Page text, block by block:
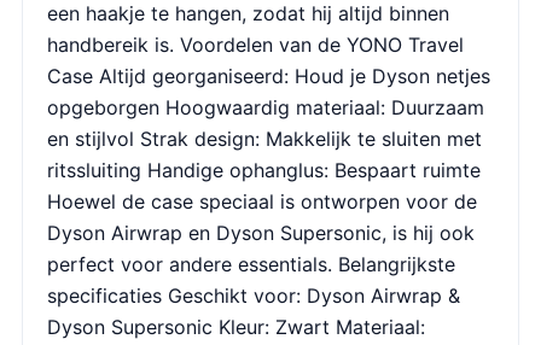
een haakje te hangen, zodat hij altijd binnen
handbereik is. Voordelen van de YONO Travel
Case Altijd georganiseerd: Houd je Dyson netjes
opgeborgen Hoogwaardig materiaal: Duurzaam
en stijlvol Strak design: Makkelijk te sluiten met
ritssluiting Handige ophanglus: Bespaart ruimte
Hoewel de case speciaal is ontworpen voor de
Dyson Airwrap en Dyson Supersonic, is hij ook
perfect voor andere essentials. Belangrijkste
specificaties Geschikt voor: Dyson Airwrap &
Dyson Supersonic Kleur: Zwart Materiaal: